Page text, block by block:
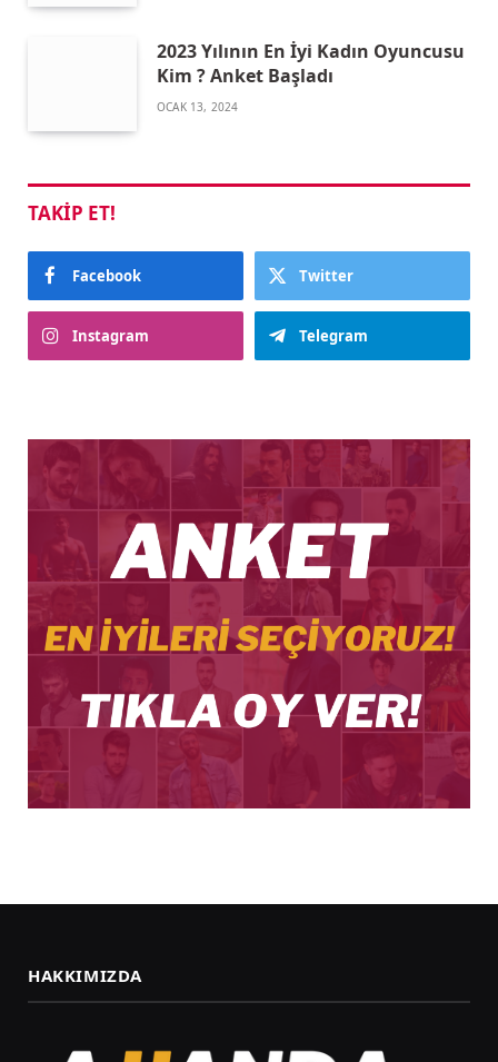
2023 Yılının En İyi Kadın Oyuncusu
Kim ? Anket Başladı
OCAK 13, 2024
TAKIP ET!
Facebook Twitter
Instagram Telegram
HAKKIMIZDA